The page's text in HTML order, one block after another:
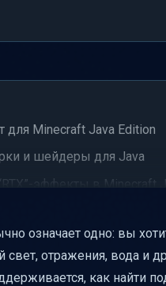
для Minecraft Java Edition
и шейдеры для Java
эффекты в Minecraft
графику Minecraft
производительности
карты и тестовые
означает одно: вы
отражения, вода и
как найти